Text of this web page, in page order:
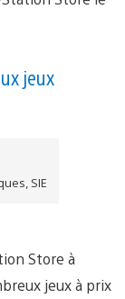
jeux
SIE
Store à
jeux à prix